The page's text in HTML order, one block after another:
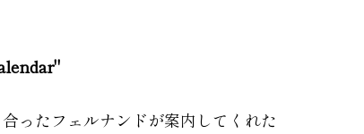
ったフェルナンドが案内してくれた